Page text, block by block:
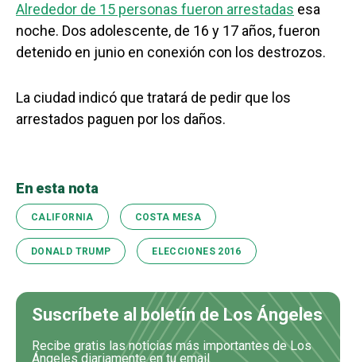
Alrededor de 15 personas fueron arrestadas esa
noche. Dos adolescente, de 16 y 17 años, fueron
detenido en junio en conexión con los destrozos.
La ciudad indicó que tratará de pedir que los
arrestados paguen por los daños.
En esta nota
CALIFORNIA COSTA MESA
DONALD TRUMP ELECCIONES 2016
Suscríbete al boletín de Los Ángeles
Recibe gratis las noticias más importantes de Los
Ángeles diariamente en tu email